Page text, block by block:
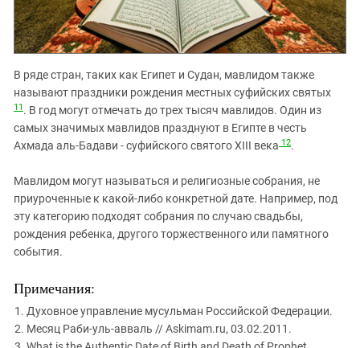
В ряде стран, таких как Египет и Судан, мавлидом также
называют праздники рождения местных суфийских святых
11 . В год могут отмечать до трех тысяч мавлидов. Один из
самых значимых мавлидов празднуют в Египте в честь
Ахмада аль-Бадави - суфийского святого XIII века 12.
Мавлидом могут называться и религиозные собрания, не
приуроченные к какой-либо конкретной дате. Например, под
эту категорию подходят собрания по случаю свадьбы,
рождения ребенка, другого торжественного или памятного
события.
Примечания:
Духовное управление мусульман Российской Федерации.
Месяц Раби-уль-авваль // Askimam.ru, 03.02.2011.